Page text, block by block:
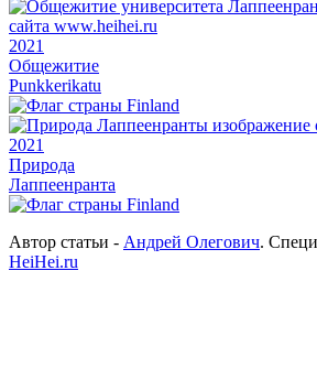
2021
Общежитие
Punkkerikatu
2021
Природа
Лаппеенранта
Автор статьи - Андрей Олегович.
HeiHei.ru